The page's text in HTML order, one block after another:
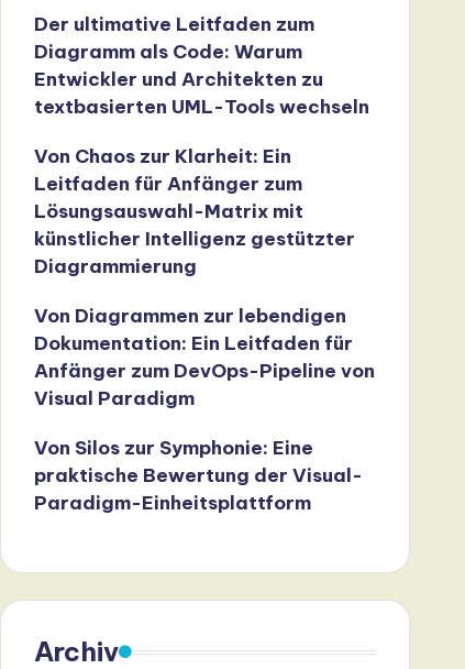
Der ultimative Leitfaden zum
Diagramm als Code: Warum
Entwickler und Architekten zu
textbasierten UML-Tools wechseln
Von Chaos zur Klarheit: Ein
Leitfaden für Anfänger zum
Lösungsauswahl-Matrix mit
künstlicher Intelligenz gestützter
Diagrammierung
Von Diagrammen zur lebendigen
Dokumentation: Ein Leitfaden für
Anfänger zum DevOps-Pipeline von
Visual Paradigm
Von Silos zur Symphonie: Eine
praktische Bewertung der Visual-
Paradigm-Einheitsplattform
Archiv